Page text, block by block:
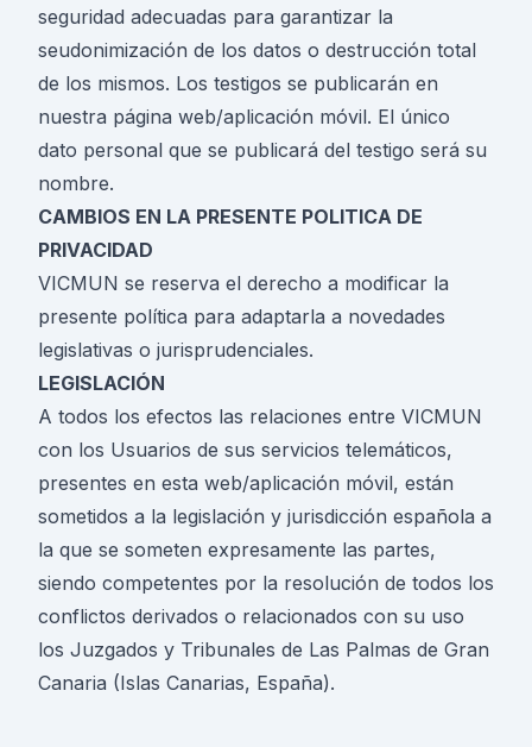
seguridad adecuadas para garantizar la
seudonimización de los datos o destrucción total
de los mismos. Los testigos se publicarán en
nuestra página web/aplicación móvil. El único
dato personal que se publicará del testigo será su
nombre.
CAMBIOS EN LA PRESENTE POLITICA DE
PRIVACIDAD
VICMUN se reserva el derecho a modificar la
presente política para adaptarla a novedades
legislativas o jurisprudenciales.
LEGISLACIÓN
A todos los efectos las relaciones entre VICMUN
con los Usuarios de sus servicios telemáticos,
presentes en esta web/aplicación móvil, están
sometidos a la legislación y jurisdicción española a
la que se someten expresamente las partes,
siendo competentes por la resolución de todos los
conflictos derivados o relacionados con su uso
los Juzgados y Tribunales de Las Palmas de Gran
Canaria (Islas Canarias, España).